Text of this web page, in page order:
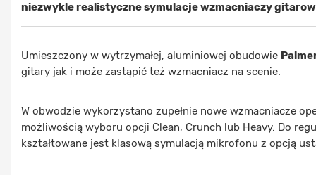
niezwykle realistyczne symulacje wzmacniaczy
Umieszczony w wytrzymałej, aluminiowej obudowie
gitary jak i może zastąpić też wzmacniacz na scenie.
W obwodzie wykorzystano zupełnie nowe wzmacniacze
możliwością wyboru opcji Clean, Crunch lub Heavy. Do
kształtowane jest klasową symulacją mikrofonu z opcją